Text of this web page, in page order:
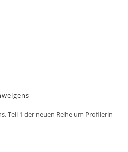
Teil 1 der neuen Reihe um Profilerin